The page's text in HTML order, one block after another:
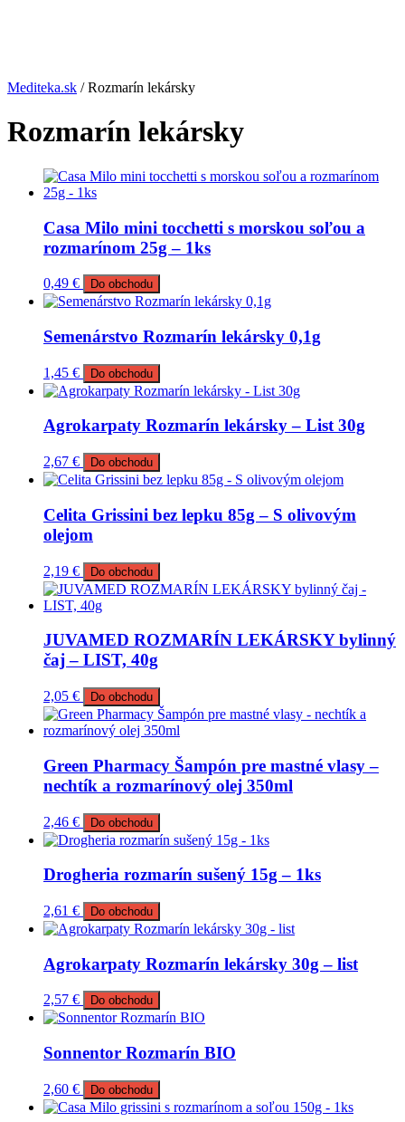
Mediteka.sk / Rozmarín lekársky
Rozmarín lekársky
Casa Milo mini tocchetti s morskou soľou a
rozmarínom 25g – 1ks
0,49 € Do obchodu
Semenárstvo Rozmarín lekársky 0,1g
1,45 € Do obchodu
Agrokarpaty Rozmarín lekársky – List 30g
2,67 € Do obchodu
Celita Grissini bez lepku 85g – S olivovým
olejom
2,19 € Do obchodu
JUVAMED ROZMARÍN LEKÁRSKY bylinný
čaj – LIST, 40g
2,05 € Do obchodu
Green Pharmacy Šampón pre mastné vlasy –
nechtík a rozmarínový olej 350ml
2,46 € Do obchodu
Drogheria rozmarín sušený 15g – 1ks
2,61 € Do obchodu
Agrokarpaty Rozmarín lekársky 30g – list
2,57 € Do obchodu
Sonnentor Rozmarín BIO
2,60 € Do obchodu